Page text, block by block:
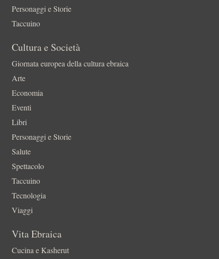
Personaggi e Storie
Taccuino
Cultura e Società
Giornata europea della cultura ebraica
Arte
Economia
Eventi
Libri
Personaggi e Storie
Salute
Spettacolo
Taccuino
Tecnologia
Viaggi
Vita Ebraica
Cucina e Kasherut